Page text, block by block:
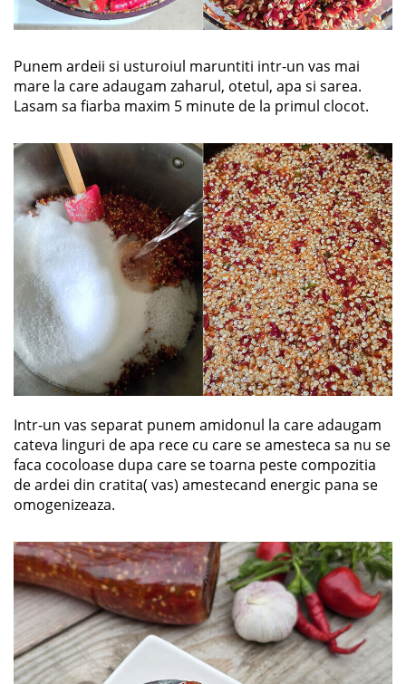
Punem ardeii si usturoiul maruntiti intr-un vas mai
mare la care adaugam zaharul, otetul, apa si sarea.
Lasam sa fiarba maxim 5 minute de la primul clocot.
Intr-un vas separat punem amidonul la care adaugam
cateva linguri de apa rece cu care se amesteca sa nu se
faca cocoloase dupa care se toarna peste compozitia
de ardei din cratita( vas) amestecand energic pana se
omogenizeaza.